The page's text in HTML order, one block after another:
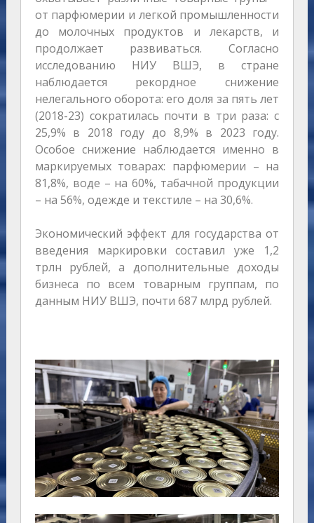
от парфюмерии и легкой промышленности
до молочных продуктов и лекарств, и
продолжает развиваться. Согласно
исследованию НИУ ВШЭ, в стране
наблюдается рекордное снижение
нелегального оборота: его доля за пять лет
(2018-23) сократилась почти в три раза: с
25,9% в 2018 году до 8,9% в 2023 году.
Особое снижение наблюдается именно в
маркируемых товарах: парфюмерии – на
81,8%, воде – на 60%, табачной продукции
– на 56%, одежде и текстиле – на 30,6%.
Экономический эффект для государства от
введения маркировки составил уже 1,2
трлн рублей, а дополнительные доходы
бизнеса по всем товарным группам, по
данным НИУ ВШЭ, почти 687 млрд рублей.